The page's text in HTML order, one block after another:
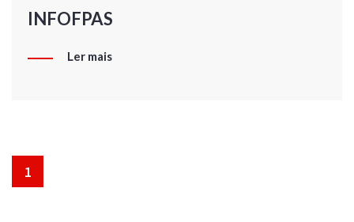
INFOFPAS
Ler mais
1